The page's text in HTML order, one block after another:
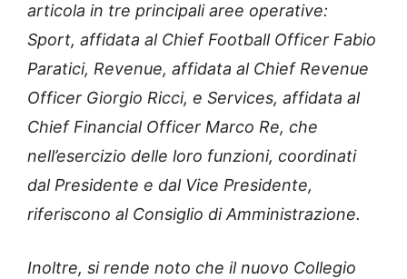
articola in tre principali aree operative:
Sport, affidata al Chief Football Officer Fabio
Paratici, Revenue, affidata al Chief Revenue
Officer Giorgio Ricci, e Services, affidata al
Chief Financial Officer Marco Re, che
nell’esercizio delle loro funzioni, coordinati
dal Presidente e dal Vice Presidente,
riferiscono al Consiglio di Amministrazione.
Inoltre, si rende noto che il nuovo Collegio